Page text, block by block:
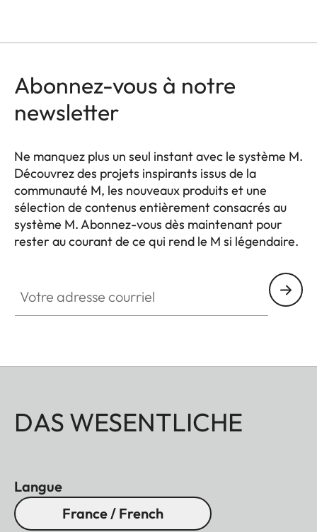
Abonnez-vous à notre
newsletter
Ne manquez plus un seul instant avec le système M.
Découvrez des projets inspirants issus de la
communauté M, les nouveaux produits et une
sélection de contenus entièrement consacrés au
système M. Abonnez-vous dès maintenant pour
rester au courant de ce qui rend le M si légendaire.
DAS WESENTLICHE
Langue
France / French